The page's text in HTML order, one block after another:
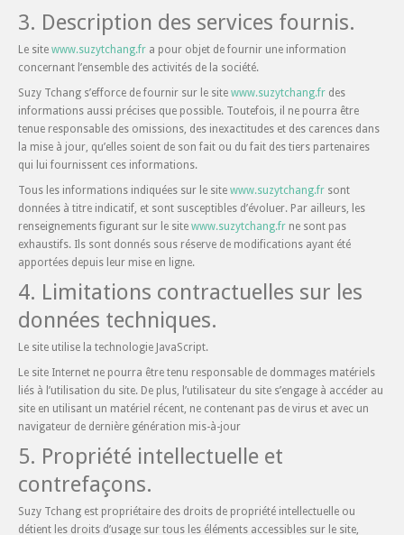
3. Description des services fournis.
Le site www.suzytchang.fr a pour objet de fournir une information
concernant l’ensemble des activités de la société.
Suzy Tchang s’efforce de fournir sur le site www.suzytchang.fr des
informations aussi précises que possible. Toutefois, il ne pourra être
tenue responsable des omissions, des inexactitudes et des carences dans
la mise à jour, qu’elles soient de son fait ou du fait des tiers partenaires
qui lui fournissent ces informations.
Tous les informations indiquées sur le site www.suzytchang.fr sont
données à titre indicatif, et sont susceptibles d’évoluer. Par ailleurs, les
renseignements figurant sur le site www.suzytchang.fr ne sont pas
exhaustifs. Ils sont donnés sous réserve de modifications ayant été
apportées depuis leur mise en ligne.
4. Limitations contractuelles sur les
données techniques.
Le site utilise la technologie JavaScript.
Le site Internet ne pourra être tenu responsable de dommages matériels
liés à l’utilisation du site. De plus, l’utilisateur du site s’engage à accéder au
site en utilisant un matériel récent, ne contenant pas de virus et avec un
navigateur de dernière génération mis-à-jour
5. Propriété intellectuelle et
contrefaçons.
Suzy Tchang est propriétaire des droits de propriété intellectuelle ou
détient les droits d’usage sur tous les éléments accessibles sur le site,